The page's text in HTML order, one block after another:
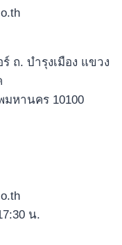
ถ. บำรุงเมือง แขวง
มหานคร 10100
น.